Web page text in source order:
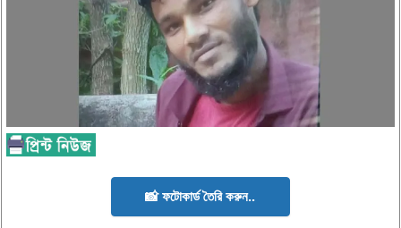
📸 ফটোকার্ড তৈরি করুন..